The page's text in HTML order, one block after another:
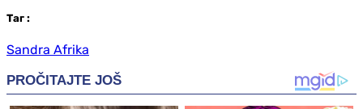
Таг :
Sandra Afrika